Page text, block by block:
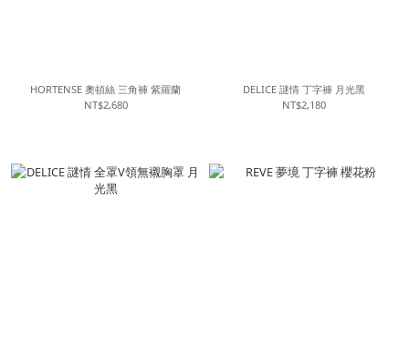
HORTENSE 奧頓絲 三角褲 紫羅蘭
NT$2,680
DELICE 謎情 丁字褲 月光黑
NT$2,180